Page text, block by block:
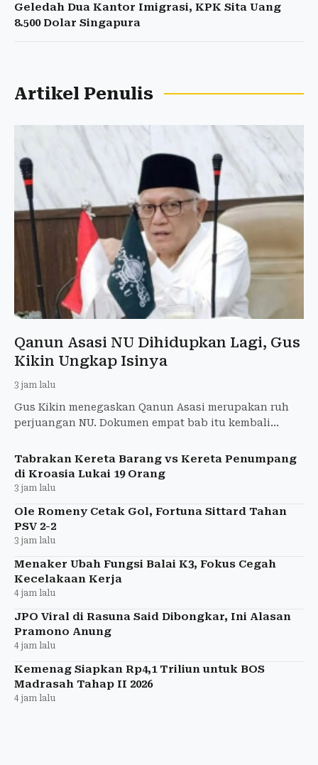
Geledah Dua Kantor Imigrasi, KPK Sita Uang
8.500 Dolar Singapura
Artikel Penulis
Qanun Asasi NU Dihidupkan Lagi, Gus
Kikin Ungkap Isinya
3 jam lalu
Gus Kikin menegaskan Qanun Asasi merupakan ruh
perjuangan NU. Dokumen empat bab itu kembali
Tabrakan Kereta Barang vs Kereta Penumpang
di Kroasia Lukai 19 Orang
3 jam lalu
Ole Romeny Cetak Gol, Fortuna Sittard Tahan
PSV 2-2
3 jam lalu
Menaker Ubah Fungsi Balai K3, Fokus Cegah
Kecelakaan Kerja
4 jam lalu
JPO Viral di Rasuna Said Dibongkar, Ini Alasan
Pramono Anung
4 jam lalu
Kemenag Siapkan Rp4,1 Triliun untuk BOS
Madrasah Tahap II 2026
4 jam lalu